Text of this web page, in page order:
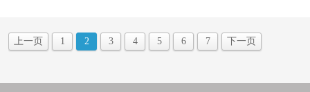
上一页 1 2 3 4 5 6 7 下一页